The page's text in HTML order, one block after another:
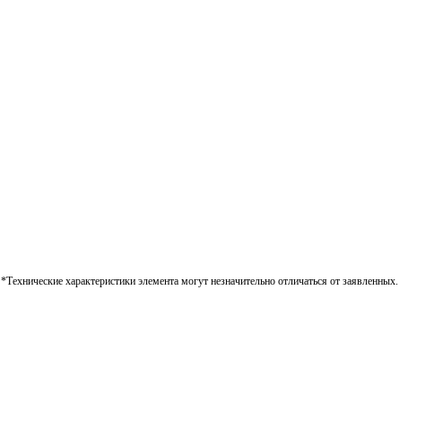
*Технические характеристики элемента могут незначительно отличаться от заявленных.